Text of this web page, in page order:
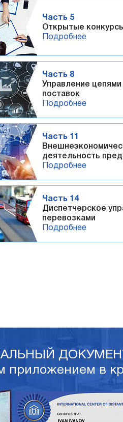
Часть 5
Открытые
Подробнее
Часть 8
Управление цепями
поставок
Подробнее
Часть 11
деятельность
Подробнее
Часть 14
Диспетчерское
перевозками
Подробнее
приложением в